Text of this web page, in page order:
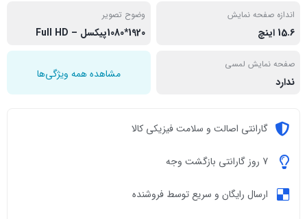
اندازه صفحه نمایش
15.6 اینچ
وضوح تصویر
1920*1080پیکسل – Full HD
صفحه نمایش لمسی
ندارد
مشاهده همه ویژگی‌ها
گارانتی اصالت و سلامت فیزیکی کالا
7 روز گارانتی بازگشت وجه
ارسال رایگان و سریع توسط فروشنده